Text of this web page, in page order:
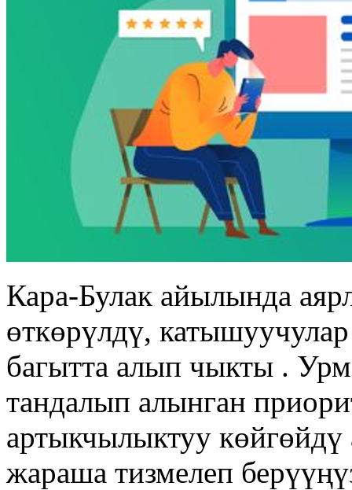
Кара-Булак айылында
өткөрүлдү,
багытта алып чыкты .
тандалып алынган
артыкчылыктуу көйгөйдү
жараша тизмелеп